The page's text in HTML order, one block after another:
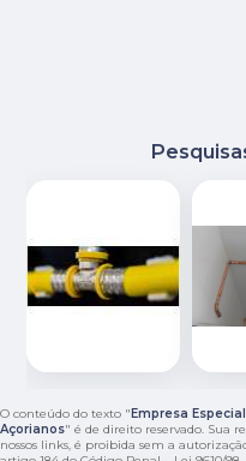
‹
O conteúdo do texto " Empresa
Açorianos" é de direito reservado. Sua
nossos links, é proibida sem a